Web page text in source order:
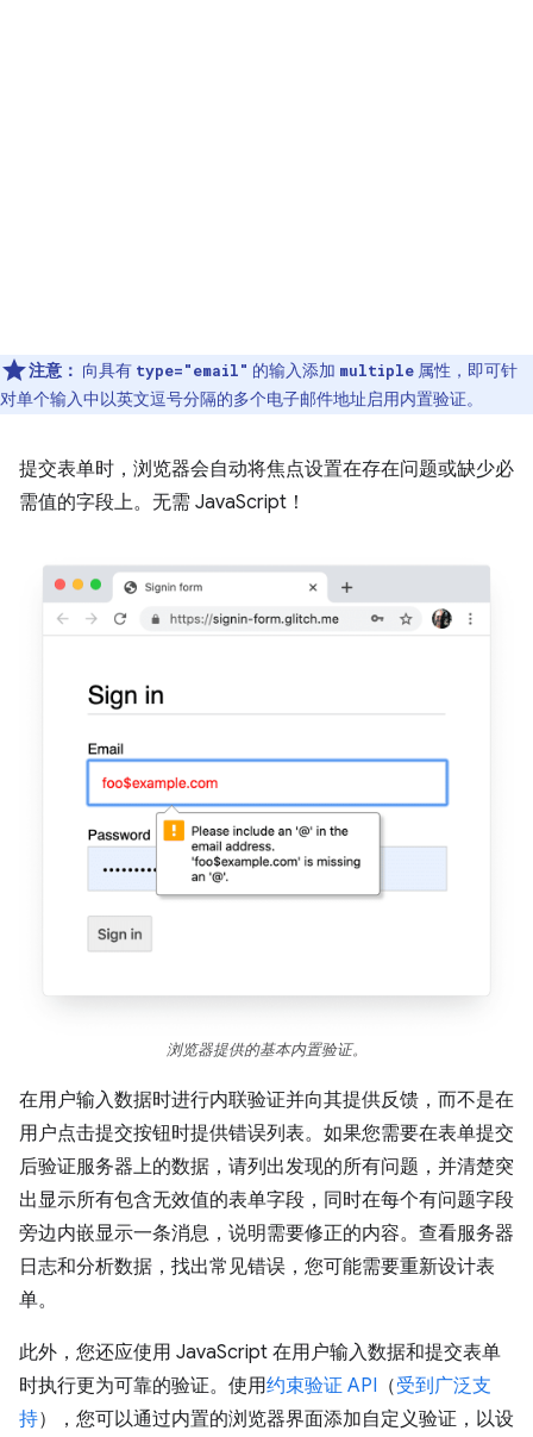
注意： 向具有 type="email" 的输入添加 multiple 属性，即可针
对单个输入中以英文逗号分隔的多个电子邮件地址启用内置验证。
提交表单时，浏览器会自动将焦点设置在存在问题或缺少必
需值的字段上。无需 JavaScript！
浏览器提供的基本内置验证。
在用户输入数据时进行内联验证并向其提供反馈，而不是在
用户点击提交按钮时提供错误列表。如果您需要在表单提交
后验证服务器上的数据，请列出发现的所有问题，并清楚突
出显示所有包含无效值的表单字段，同时在每个有问题字段
旁边内嵌显示一条消息，说明需要修正的内容。查看服务器
日志和分析数据，找出常见错误，您可能需要重新设计表
单。
此外，您还应使用 JavaScript 在用户输入数据和提交表单
时执行更为可靠的验证。使用约束验证 API （受到广泛支
持），您可以通过内置的浏览器界面添加自定义验证，以设